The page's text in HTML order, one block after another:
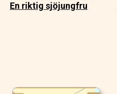
En riktig sjöjungfru